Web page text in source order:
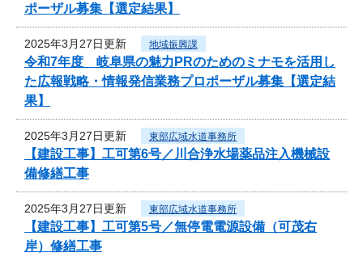
ポーザル募集【選定結果】
2025年3月27日更新 地域振興課
令和7年度 岐阜県の魅力PRのためのミナモを活用し
た広報戦略・情報発信業務プロポーザル募集【選定結
果】
2025年3月27日更新 東部広域水道事務所
【建設工事】工可第6号／川合浄水場薬品注入機械設
備修繕工事
2025年3月27日更新 東部広域水道事務所
【建設工事】工可第5号／無停電電源設備（可茂右
岸）修繕工事